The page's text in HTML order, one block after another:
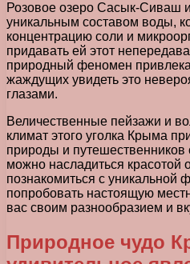
Розовое озеро Сасык-Сиваш
уникальным составом воды,
концентрацию соли и
придавать ей этот
природный феномен
жаждущих увидеть это
глазами.
Величественные пейзажи и
климат этого уголка Крыма
природы и путешественников
можно насладиться
познакомиться с уникальной
попробовать настоящую
вас своим разнообразием и
Природное чудо